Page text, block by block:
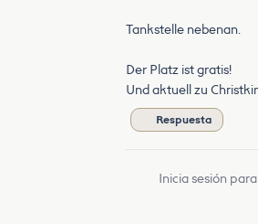
Tankstelle nebenan.
Der Platz ist gratis!
Und aktuell zu
Respuesta
Inicia sesión